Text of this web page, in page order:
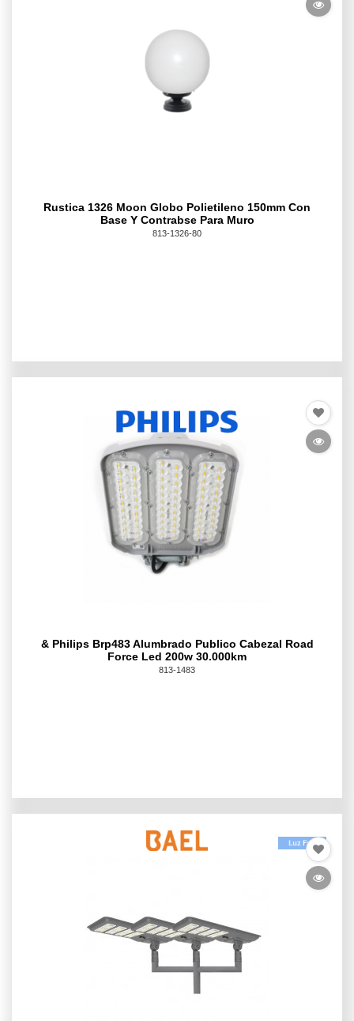
Rustica 1326 Moon Globo Polietileno 150mm Con
Base Y Contrabse Para Muro
813-1326-80
& Philips Brp483 Alumbrado Publico Cabezal Road
Force Led 200w 30.000km
813-1483